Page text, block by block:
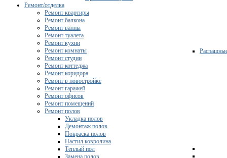
Ремонт/отделка
Ремонт квартиры
Ремонт балкона
Ремонт ванны
Ремонт туалета
Ремонт кухни
Ремонт комнаты
Ремонт студии
Ремонт коттеджа
Ремонт коридора
Ремонт в новостройке
Ремонт гаражей
Ремонт офисов
Ремонт помещений
Ремонт полов
Укладка полов
Демонтаж полов
Покраска полов
Настил ковролина
Теплый пол
Замена полов